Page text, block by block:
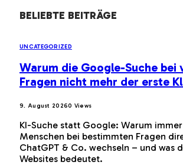
BELIEBTE BEITRÄGE
UNCATEGORIZED
Warum die Google-Suche bei
Fragen nicht mehr der erste
9. August 20260 Views
KI-Suche statt Google: Warum
Menschen bei bestimmten Fragen
ChatGPT & Co. wechseln – und was
Websites bedeutet.